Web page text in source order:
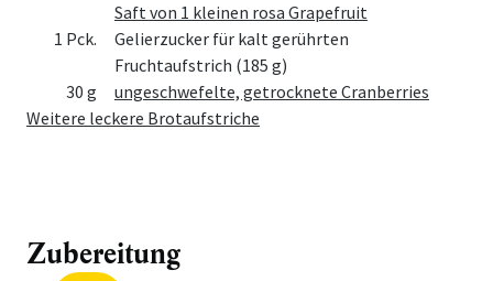
Saft von 1 kleinen rosa Grapefruit
1 Pck.
Gelierzucker für kalt gerührten
Fruchtaufstrich (185 g)
30 g
ungeschwefelte, getrocknete Cranberries
Weitere leckere Brotaufstriche
Zubereitung